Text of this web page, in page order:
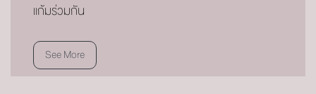
แก้มร่วมกัน
See More